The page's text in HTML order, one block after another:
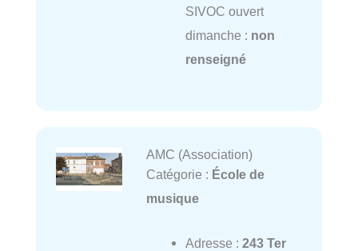
SIVOC ouvert
dimanche : non
renseigné
AMC (Association)
Catégorie : École de
musique
Adresse : 243 Ter